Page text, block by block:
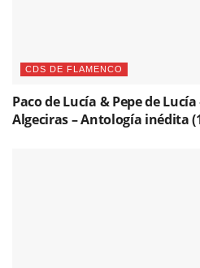
CDS DE FLAMENCO
Paco de Lucía & Pepe de
Algeciras – Antología inédita